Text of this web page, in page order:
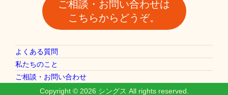
ご相談・お問い合わせは
こちらからどうぞ。
よくある質問
私たちのこと
ご相談・お問い合わせ
Copyright © 2026 シングス All rights reserved.